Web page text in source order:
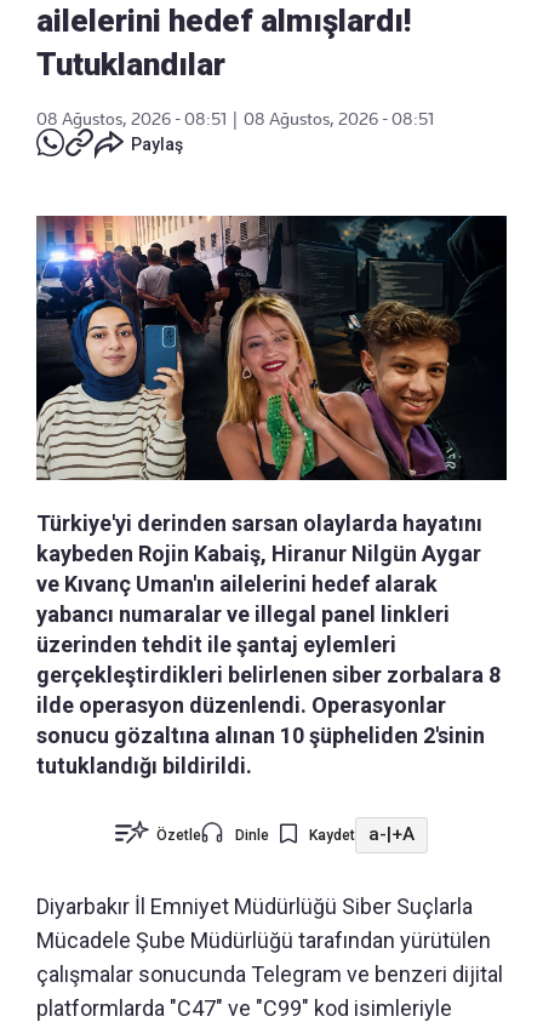
ailelerini hedef almışlardı!
Tutuklandılar
08 Ağustos, 2026 - 08:51
08 Ağustos, 2026 - 08:51
Paylaş
Türkiye'yi derinden sarsan olaylarda hayatını
kaybeden Rojin Kabaiş, Hiranur Nilgün Aygar
ve Kıvanç Uman'ın ailelerini hedef alarak
yabancı numaralar ve illegal panel linkleri
üzerinden tehdit ile şantaj eylemleri
gerçekleştirdikleri belirlenen siber zorbalara 8
ilde operasyon düzenlendi. Operasyonlar
sonucu gözaltına alınan 10 şüpheliden 2'sinin
tutuklandığı bildirildi.
Özetle Dinle Kaydet a- +A
Diyarbakır İl Emniyet Müdürlüğü Siber Suçlarla
Mücadele Şube Müdürlüğü tarafından yürütülen
çalışmalar sonucunda Telegram ve benzeri dijital
platformlarda "C47" ve "C99" kod isimleriyle